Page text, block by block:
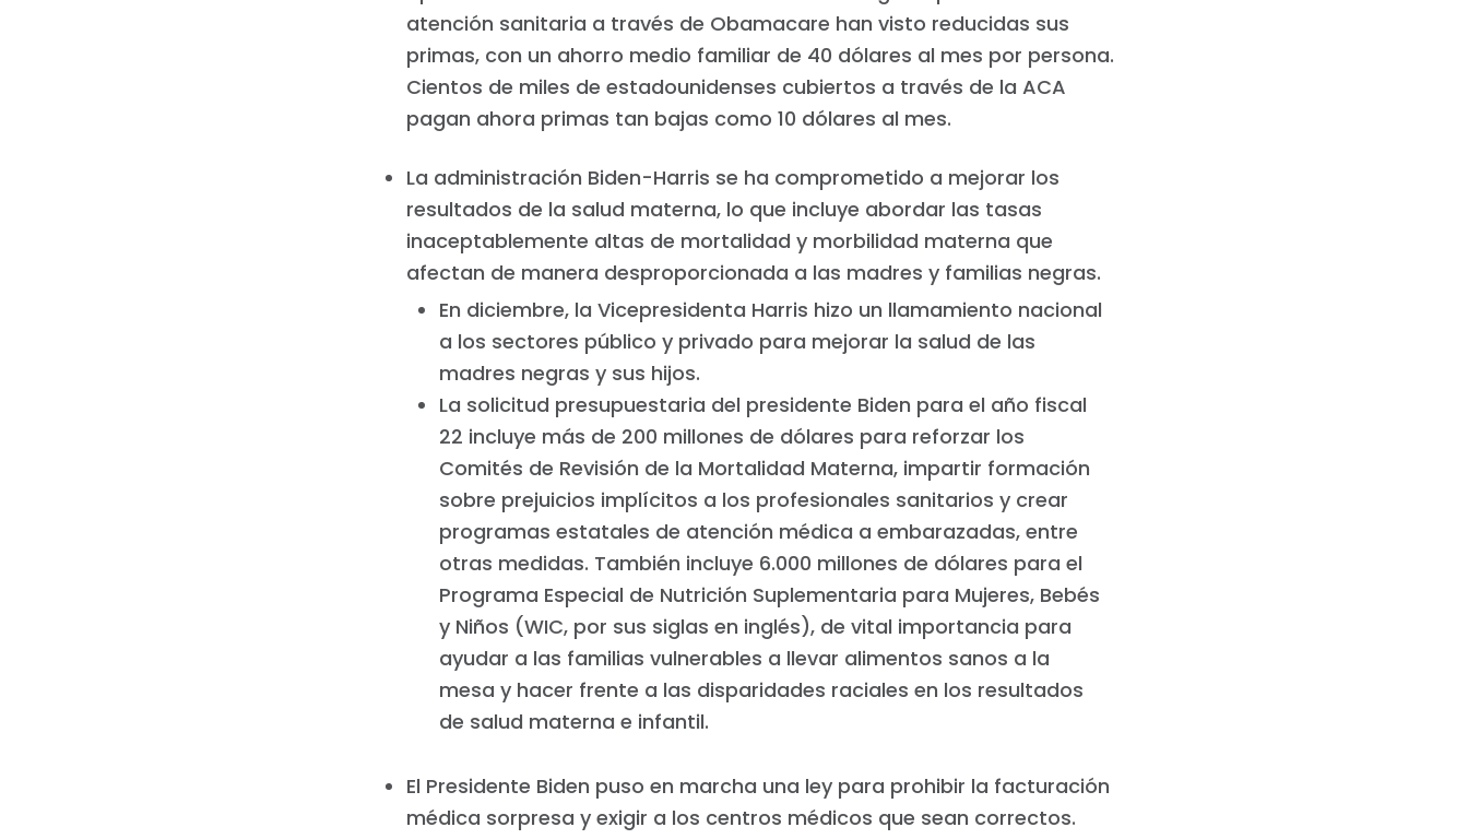
Inicio
Shop
Take Back the Courts
Pulse
Su fiesta
Vote
Donar
atención sanitaria a través de Obamacare han visto reducidas sus
primas, con un ahorro medio familiar de 40 dólares al mes por persona.
Cientos de miles de estadounidenses cubiertos a través de la ACA
pagan ahora primas tan bajas como 10 dólares al mes.
La administración Biden-Harris se ha comprometido a mejorar los
resultados de la salud materna, lo que incluye abordar las tasas
inaceptablemente altas de mortalidad y morbilidad materna que
afectan de manera desproporcionada a las madres y familias negras.
En diciembre, la Vicepresidenta Harris hizo un llamamiento nacional
a los sectores público y privado para mejorar la salud de las
madres negras y sus hijos.
La solicitud presupuestaria del presidente Biden para el año fiscal
22 incluye más de 200 millones de dólares para reforzar los
Comités de Revisión de la Mortalidad Materna, impartir formación
sobre prejuicios implícitos a los profesionales sanitarios y crear
programas estatales de atención médica a embarazadas, entre
otras medidas. También incluye 6.000 millones de dólares para el
Programa Especial de Nutrición Suplementaria para Mujeres, Bebés
y Niños (WIC, por sus siglas en inglés), de vital importancia para
ayudar a las familias vulnerables a llevar alimentos sanos a la
mesa y hacer frente a las disparidades raciales en los resultados
de salud materna e infantil.
El Presidente Biden puso en marcha una ley para prohibir la facturación
médica sorpresa y exigir a los centros médicos que sean correctos.